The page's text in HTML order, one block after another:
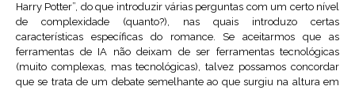
Harry Potter”, do que introduzir várias perguntas com um certo nível
de complexidade (quanto?), nas quais introduzo certas
características específicas do romance. Se aceitarmos que as
ferramentas de IA não deixam de ser ferramentas tecnológicas
(muito complexas, mas tecnológicas), talvez possamos concordar
que se trata de um debate semelhante ao que surgiu na altura em